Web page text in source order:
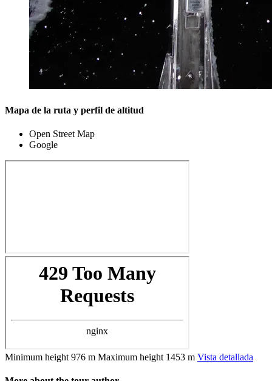
Mapa de la ruta y perfil de altitud
Open Street Map
Google
Minimum height 976 m Maximum height 1453 m Vista detallada